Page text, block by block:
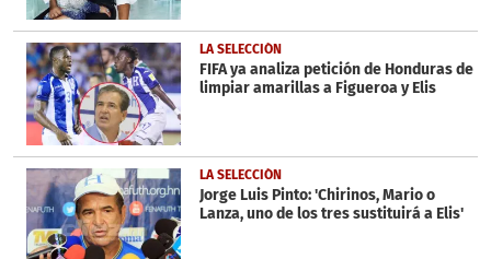
LA SELECCIÓN
FIFA ya analiza petición de Honduras de
limpiar amarillas a Figueroa y Elis
LA SELECCIÓN
Jorge Luis Pinto: 'Chirinos, Mario o
Lanza, uno de los tres sustituirá a Elis'